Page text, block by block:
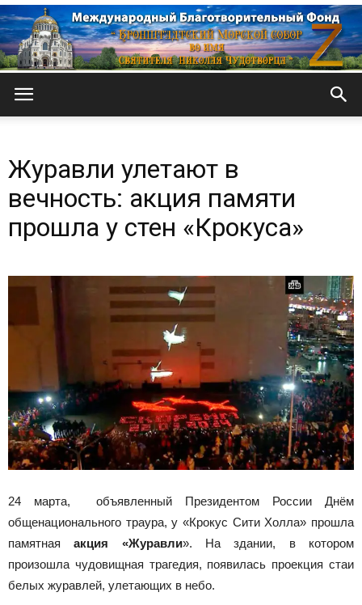
Морской
Журавли улетают в
вечность: акция памяти
прошла у стен «Крокуса»
24 марта, объявленный Президентом России Днём
общенационального траура, у «Крокус Сити Холла» прошла
памятнаяакция «Журавли». На здании, в котором
произошла чудовищная трагедия, появилась проекция стаи
белых журавлей, улетающих в небо.